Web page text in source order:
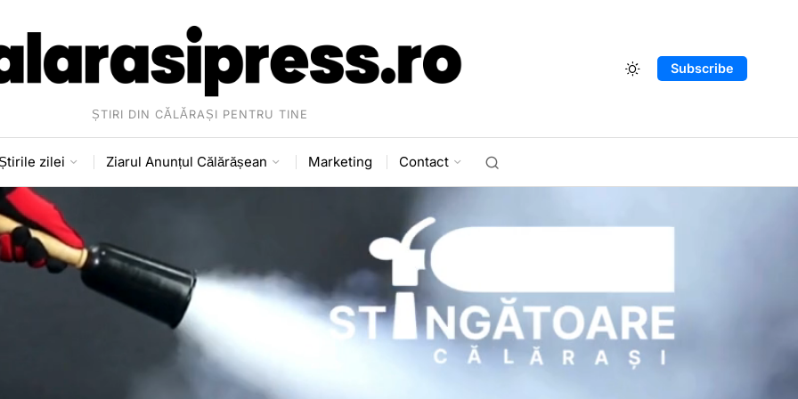
ȘTIRI DIN CĂLĂRAȘI PENTRU TINE
Subscribe
zilei Ziarul Anunțul Călărășean Marketing Contact